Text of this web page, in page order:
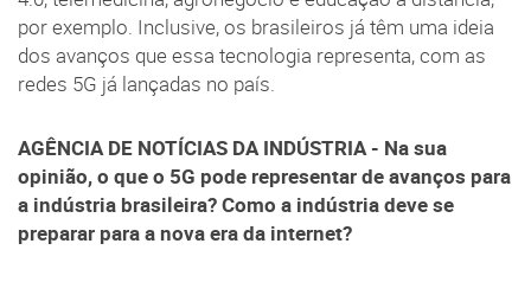
por exemplo. Inclusive, os brasileiros já têm uma ideia
dos avanços que essa tecnologia representa, com as
redes 5G já lançadas no país.
AGÊNCIA DE NOTÍCIAS DA INDÚSTRIA - Na sua
opinião, o que o 5G pode representar de avanços para
a indústria brasileira? Como a indústria deve se
preparar para a nova era da internet?